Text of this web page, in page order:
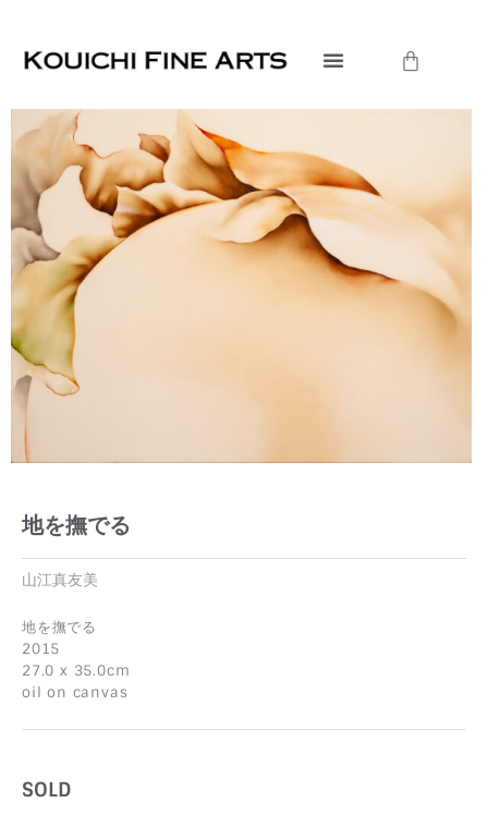
Cart
地を撫でる
山江真友美
地を撫でる
2015
27.0 x 35.0cm
oil on canvas
SOLD